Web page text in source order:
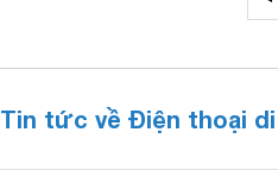
Tin tức về Điện thoại